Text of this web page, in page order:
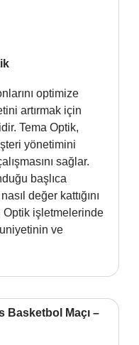
optimize
artırmak için
Tema Optik,
yönetimini
sağlar.
başlıca
değer kattığını
Optik işletmelerinde
ve
Basketbol Maçı –